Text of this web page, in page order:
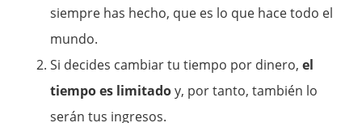
siempre has hecho, que es lo que hace todo el
mundo.
Si decides cambiar tu tiempo por dinero,el
tiempo es limitadoy, por tanto, también lo
serán tus ingresos.